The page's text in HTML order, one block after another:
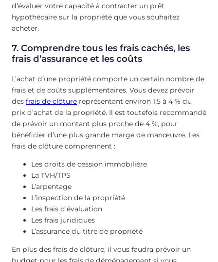
d’évaluer votre capacité à contracter un prêt
hypothécaire sur la propriété que vous souhaitez
acheter.
7. Comprendre tous les frais cachés, les
frais d’assurance et les coûts
L’achat d’une propriété comporte un certain nombre de
frais et de coûts supplémentaires. Vous devez prévoir
des frais de clôture représentant environ 1,5 à 4 % du
prix d’achat de la propriété. Il est toutefois recommandé
de prévoir un montant plus proche de 4 %, pour
bénéficier d’une plus grande marge de manœuvre. Les
frais de clôture comprennent :
Les droits de cession immobilière
La TVH/TPS
L’arpentage
L’inspection de la propriété
Les frais d’évaluation
Les frais juridiques
L’assurance du titre de propriété
En plus des frais de clôture, il vous faudra prévoir un